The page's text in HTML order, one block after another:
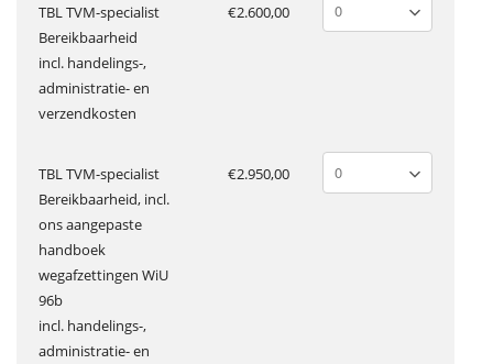
TBL TVM-specialist
Bereikbaarheid
incl. handelings-,
administratie- en
verzendkosten
€2.600,00
TBL TVM-specialist
Bereikbaarheid, incl.
ons aangepaste
handboek
wegafzettingen WiU
96b
incl. handelings-,
administratie- en
€2.950,00